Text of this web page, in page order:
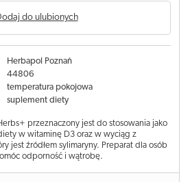
do ulubionych
Herbapol Poznań
44806
temperatura pokojowa
suplement diety
przeznaczony jest do stosowania jako
w witaminę D3 oraz w wyciąg z
jest źródłem sylimaryny. Preparat dla osób
odporność i wątrobę.